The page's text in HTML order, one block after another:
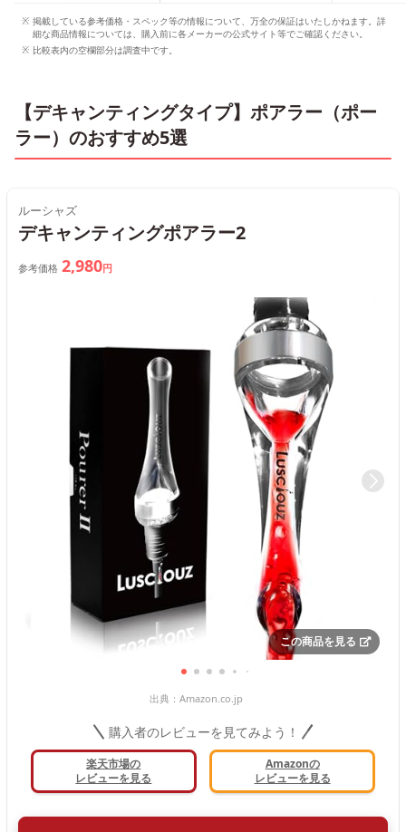
掲載している参考価格・スペック等の情報について、万全の保証はいたしかねます。詳
細な商品情報については、購入前に各メーカーの公式サイト等でご確認ください。
比較表内の空欄部分は調査中です。
【デキャンティングタイプ】ポアラー（ポー
ラー）のおすすめ5選
ルーシャズ
デキャンティングポアラー2
参考価格 2,980円
この商品を見る
出典： Amazon.co.jp
購入者のレビューを見てみよう！
楽天市場の
レビューを見る
Amazonの
レビューを見る